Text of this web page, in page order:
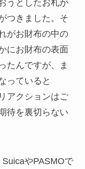
うとしたお札が
つきました。そ
がお財布の中の
にお財布の表面
たんですが、ま
っていると
アクションはご
待を裏切らない
やPASMOで